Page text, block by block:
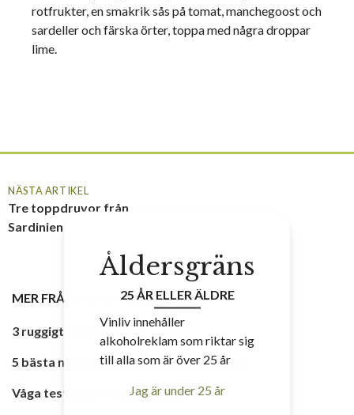
rotfrukter, en smakrik sås på tomat, manchegoost och
sardeller och färska örter, toppa med några droppar
lime.
NÄSTA ARTIKEL
Tre toppdruvor från
Sardinien
MER FRÅN SYSTEMBOLAGET
3 ruggigt bra roséviner
5 bästa naturvinerna på Systembolaget
Våga testa annorlunda bubbel
Åldersgräns
25 ÅR ELLER ÄLDRE
Vinliv innehåller
alkoholreklam som riktar sig
till alla som är över 25 år
Jag är under 25 år